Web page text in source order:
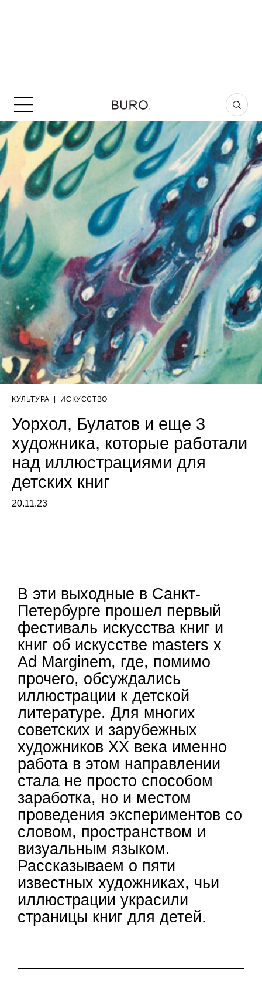
КУЛЬТУРА ИСКУССТВО
Уорхол, Булатов и еще 3
художника, которые работали
над иллюстрациями для
детских книг
20.11.23
В эти выходные в Санкт-
Петербурге прошел первый
фестиваль искусства книг и
книг об искусстве masters х
Ad Marginem, где, помимо
прочего, обсуждались
иллюстрации к детской
литературе. Для многих
советских и зарубежных
художников XX века именно
работа в этом направлении
стала не просто способом
заработка, но и местом
проведения экспериментов со
словом, пространством и
визуальным языком.
Рассказываем о пяти
известных художниках, чьи
иллюстрации украсили
страницы книг для детей.